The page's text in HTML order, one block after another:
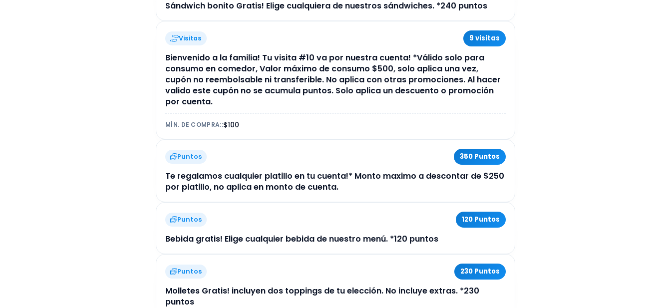
Sándwich bonito Gratis! Elige cualquiera de nuestros sándwiches. *240 puntos
Visitas 9 visitas
Bienvenido a la familia! Tu visita #10 va por nuestra cuenta! *Válido solo para
consumo en comedor, Valor máximo de consumo $500, solo aplica una vez,
cupón no reembolsable ni transferible. No aplica con otras promociones. Al hacer
valido este cupón no se acumula puntos. Solo aplica un descuento o promoción
por cuenta.
MÍN. DE COMPRA::$100
Puntos 350 Puntos
Te regalamos cualquier platillo en tu cuenta!* Monto maximo a descontar de $250
por platillo, no aplica en monto de cuenta.
Puntos 120 Puntos
Bebida gratis! Elige cualquier bebida de nuestro menú. *120 puntos
Puntos 230 Puntos
Molletes Gratis! incluyen dos toppings de tu elección. No incluye extras. *230
puntos